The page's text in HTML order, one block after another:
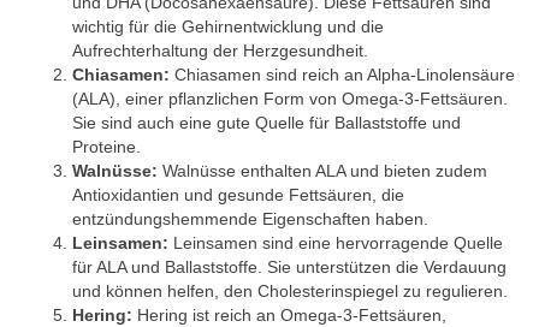
wichtig für die Gehirnentwicklung und die
Aufrechterhaltung der Herzgesundheit.
Chiasamen: Chiasamen sind reich an Alpha-Linolensäure
(ALA), einer pflanzlichen Form von Omega-3-Fettsäuren.
Sie sind auch eine gute Quelle für Ballaststoffe und
Proteine.
Walnüsse: Walnüsse enthalten ALA und bieten zudem
Antioxidantien und gesunde Fettsäuren, die
entzündungshemmende Eigenschaften haben.
Leinsamen: Leinsamen sind eine hervorragende Quelle
für ALA und Ballaststoffe. Sie unterstützen die Verdauung
und können helfen, den Cholesterinspiegel zu regulieren.
Hering: Hering ist reich an Omega-3-Fettsäuren,